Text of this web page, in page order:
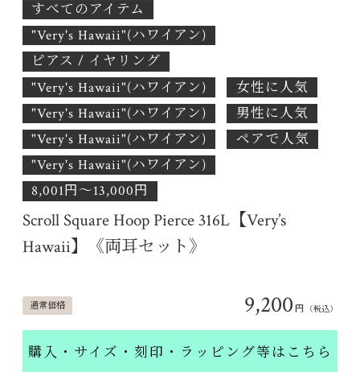
すべてのアイテム
"Very's Hawaii"(ハワイアン)
ピアス / イヤリング
"Very's Hawaii"(ハワイアン)
女性に人気
"Very's Hawaii"(ハワイアン)
男性に人気
"Very's Hawaii"(ハワイアン)
ペアで人気
"Very's Hawaii"(ハワイアン)
8,001円〜13,000円
Scroll Square Hoop Pierce 316L【Very’s
Hawaii】《両耳セット》
通常価格 9,200 円 （税込）
購入・サイズ・刻印・ラッピング等はこちら